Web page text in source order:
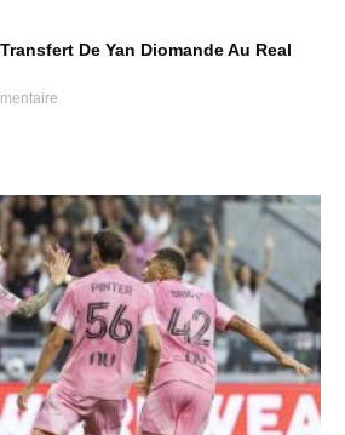
De Yan Diomande Au Real